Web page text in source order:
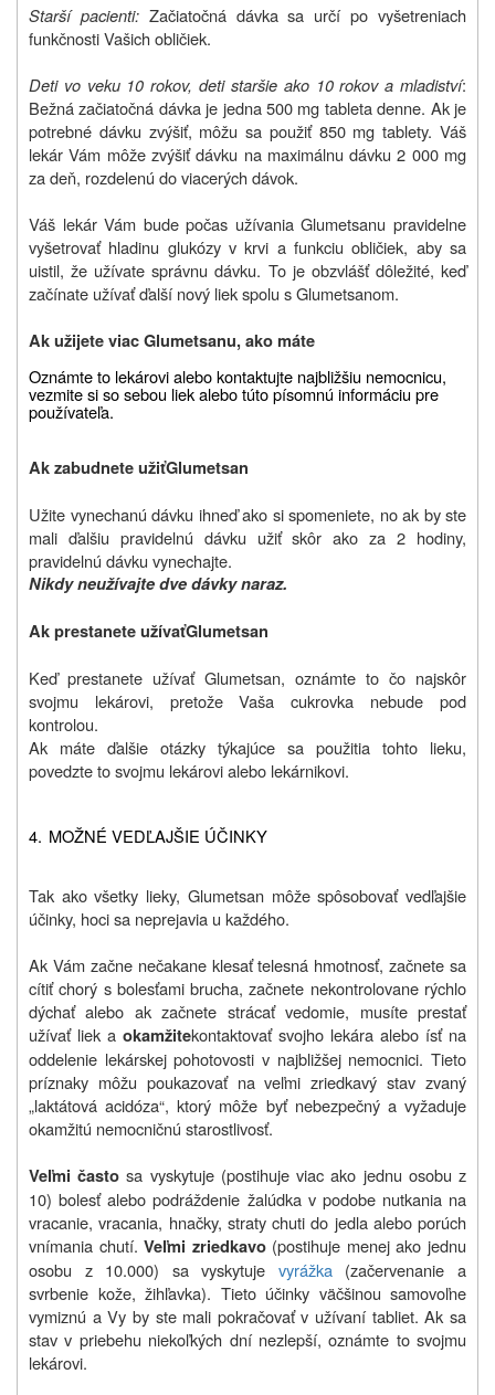
Starší pacienti: Začiatočná dávka sa určí po vyšetreniach
funkčnosti Vašich obličiek.
Deti vo veku 10 rokov, deti staršie ako 10 rokov a mladiství:
Bežná začiatočná dávka je jedna 500 mg tableta denne. Ak je
potrebné dávku zvýšiť, môžu sa použiť 850 mg tablety. Váš
lekár Vám môže zvýšiť dávku na maximálnu dávku 2 000 mg
za deň, rozdelenú do viacerých dávok.
Váš lekár Vám bude počas užívania Glumetsanu pravidelne
vyšetrovať hladinu glukózy v krvi a funkciu obličiek, aby sa
uistil, že užívate správnu dávku. To je obzvlášť dôležité, keď
začínate užívať ďalší nový liek spolu s Glumetsanom.
Ak užijete viac Glumetsanu, ako máte
Oznámte to lekárovi alebo kontaktujte najbližšiu nemocnicu,
vezmite si so sebou liek alebo túto písomnú informáciu pre
používateľa.
Ak zabudnete užiťGlumetsan
Užite vynechanú dávku ihneď ako si spomeniete, no ak by ste
mali ďalšiu pravidelnú dávku užiť skôr ako za 2 hodiny,
pravidelnú dávku vynechajte.
Nikdy neužívajte dve dávky naraz.
Ak prestanete užívaťGlumetsan
Keď prestanete užívať Glumetsan, oznámte to čo najskôr
svojmu lekárovi, pretože Vaša cukrovka nebude pod
kontrolou.
Ak máte ďalšie otázky týkajúce sa použitia tohto lieku,
povedzte to svojmu lekárovi alebo lekárnikovi.
4. MOŽNÉ VEDĽAJŠIE ÚČINKY
Tak ako všetky lieky, Glumetsan môže spôsobovať vedľajšie
účinky, hoci sa neprejavia u každého.
Ak Vám začne nečakane klesať telesná hmotnosť, začnete sa
cítiť chorý s bolesťami brucha, začnete nekontrolovane rýchlo
dýchať alebo ak začnete strácať vedomie, musíte prestať
užívať liek a okamžitekontaktovať svojho lekára alebo ísť na
oddelenie lekárskej pohotovosti v najbližšej nemocnici. Tieto
príznaky môžu poukazovať na veľmi zriedkavý stav zvaný
„laktátová acidóza“, ktorý môže byť nebezpečný a vyžaduje
okamžitú nemocničnú starostlivosť.
Veľmi často sa vyskytuje (postihuje viac ako jednu osobu z
10) bolesť alebo podráždenie žalúdka v podobe nutkania na
vracanie, vracania, hnačky, straty chuti do jedla alebo porúch
vnímania chutí. Veľmi zriedkavo (postihuje menej ako jednu
osobu z 10.000) sa vyskytuje vyrážka(začervenanie a
svrbenie kože, žihľavka). Tieto účinky väčšinou samovoľne
vymiznú a Vy by ste mali pokračovať v užívaní tabliet. Ak sa
stav v priebehu niekoľkých dní nezlepší, oznámte to svojmu
lekárovi.